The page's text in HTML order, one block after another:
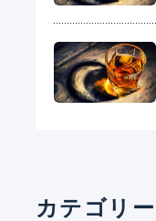
カテゴリー